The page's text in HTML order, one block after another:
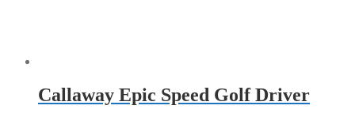
Callaway Epic Speed Golf Driver